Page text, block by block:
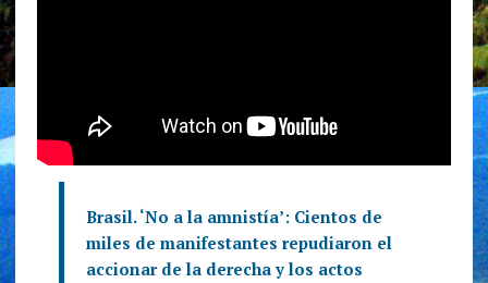
Brasil. ‘No a la amnistía’: Cientos de
miles de manifestantes repudiaron el
accionar de la derecha y los actos